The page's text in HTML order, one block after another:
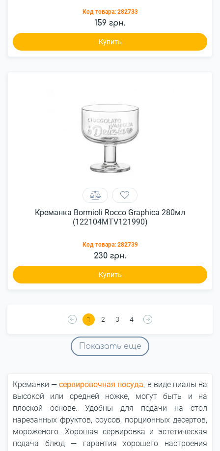
Код товара: 282733
159 грн.
Купить
Креманка Bormioli Rocco Graphica 280мл
(122104MTV121990)
Код товара: 282739
230 грн.
Купить
1 2 3 4
Показать еще
Креманки ―сервировочная посуда, в виде пиалы на
высокой или средней ножке, могут быть и на
плоской основе. Удобны для подачи на стол
нарезанных фруктов, соусов, порционных десертов,
мороженого. Хорошая сервировка и эстетическая
подача блюд ― гарантия хорошего настроения